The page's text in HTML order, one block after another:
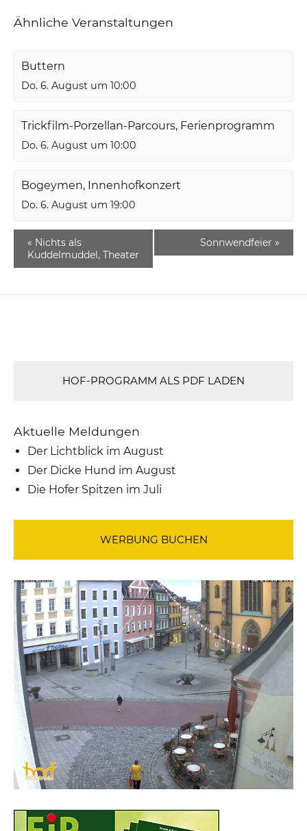
Ähnliche Veranstaltungen
Buttern
Do. 6. August um 10:00
Trickfilm-Porzellan-Parcours, Ferienprogramm
Do. 6. August um 10:00
Bogeymen, Innenhofkonzert
Do. 6. August um 19:00
« Nichts als
Kuddelmuddel, Theater
Sonnwendfeier »
HOF-PROGRAMM ALS PDF LADEN
Aktuelle Meldungen
Der Lichtblick im August
Der Dicke Hund im August
Die Hofer Spitzen im Juli
WERBUNG BUCHEN